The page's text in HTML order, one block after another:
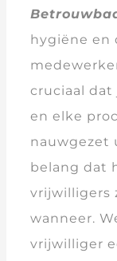
hygiëne en
cruciaal dat
en elke
nauwgezet
belang dat
vrijwilligers
wanneer.
vrijwilliger